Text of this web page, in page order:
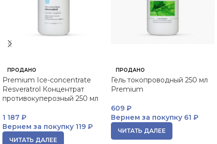
ПРОДАНО
Premium Ice-concentrate
Resveratrol Концентрат
противокуперозный 250 мл
1 187 ₽
Вернем за покупку 119 ₽
ЧИТАТЬ ДАЛЕЕ
ПРОДАНО
Гель токопроводный 250 мл
Premium
609 ₽
Вернем за покупку 61 ₽
ЧИТАТЬ ДАЛЕЕ